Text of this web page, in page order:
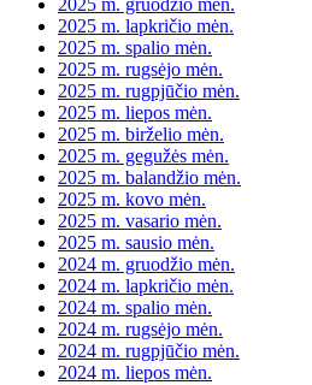
2025 m. gruodžio mėn.
2025 m. lapkričio mėn.
2025 m. spalio mėn.
2025 m. rugsėjo mėn.
2025 m. rugpjūčio mėn.
2025 m. liepos mėn.
2025 m. birželio mėn.
2025 m. gegužės mėn.
2025 m. balandžio mėn.
2025 m. kovo mėn.
2025 m. vasario mėn.
2025 m. sausio mėn.
2024 m. gruodžio mėn.
2024 m. lapkričio mėn.
2024 m. spalio mėn.
2024 m. rugsėjo mėn.
2024 m. rugpjūčio mėn.
2024 m. liepos mėn.